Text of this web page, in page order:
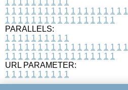
1 1 1 1 1 1 1 1 1 1
1 1 1 1 1 1 1 1 1 1 1 1 1 1 1 1 1 1 1
1 1 1 1 1 1 1 1 1 1 1 1 1 1 1 1 1
PARALLELS:
1 1 1 1 1 1 1 1 1 1
1 1 1 1 1 1 1 1 1 1 1 1 1 1 1 1 1 1 1
1 1 1 1 1 1 1 1 1 1 1 1 1 1 1 1 1
URL PARAMETER:
1 1 1 1 1 1 1 1 1 1